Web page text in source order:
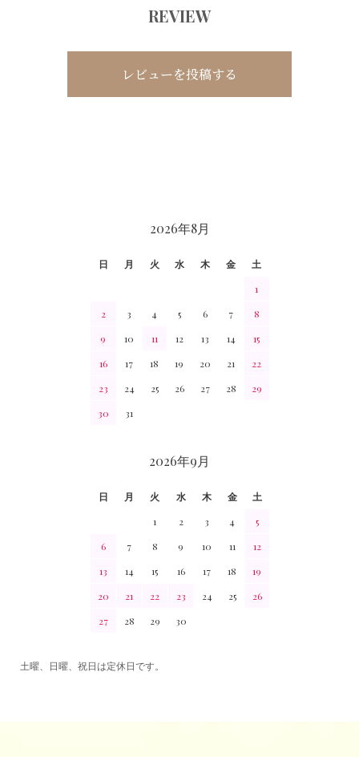
REVIEW
レビューを投稿する
2026年8月
日 月 火 水 木 金
土
1
2
3 4 5 6 7
8
9
10 11 12 13 14
15
16
17 18 19 20 21
22
23
24 25 26 27 28
29
30
31
2026年9月
日 月 火 水 木 金
土
1
2 3 4
5
6
7 8 9 10 11
12
13
14 15 16 17 18
19
20
21 22 23 24 25
26
27
28 29 30
土曜、日曜、祝日は定休日です。